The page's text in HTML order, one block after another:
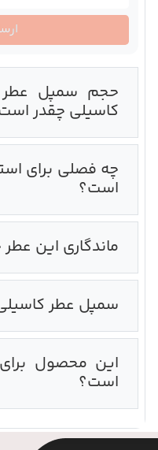
حجم سمپل عطر
کاسیلی چقدر
چه فصلی برای
است؟
ماندگاری این
سمپل عطر
این محصول
است؟